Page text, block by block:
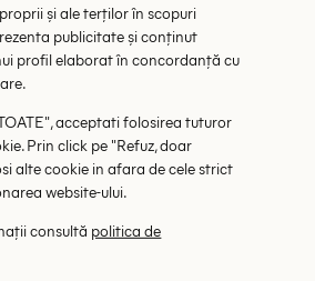
Rochie scurta Kaffe, albastru
și ale terților în scopuri
publicitate și conținut
profil elaborat în concordanță cu
acceptati folosirea tuturor
Prin click pe "Refuz, doar
alte cookie in afara de cele strict
website-ului.
consultă politica de